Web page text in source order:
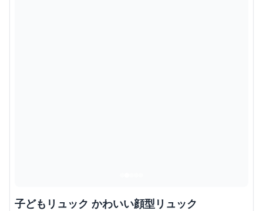
子どもリュック かわいい顔型リュック